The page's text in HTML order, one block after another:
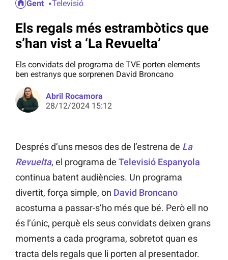
Gent Televisió
Els regals més estrambòtics que
s’han vist a ‘La Revuelta’
Els convidats del programa de TVE porten elements
ben estranys que sorprenen David Broncano
Abril Rocamora
28/12/2024 15:12
Després d’uns mesos des de l’estrena de La
Revuelta, el programa de Televisió Espanyola
continua batent audiències. Un programa
divertit, força simple, on David Broncano
acostuma a passar-s’ho més que bé. Però ell no
és l’únic, perquè els seus convidats deixen grans
moments a cada programa, sobretot quan es
tracta dels regals que li porten al presentador.